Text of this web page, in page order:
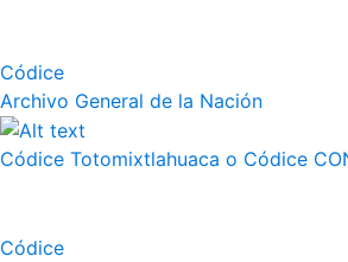
Códice
Archivo General de la Nación
Códice Totomixtlahuaca o Códice
Códice